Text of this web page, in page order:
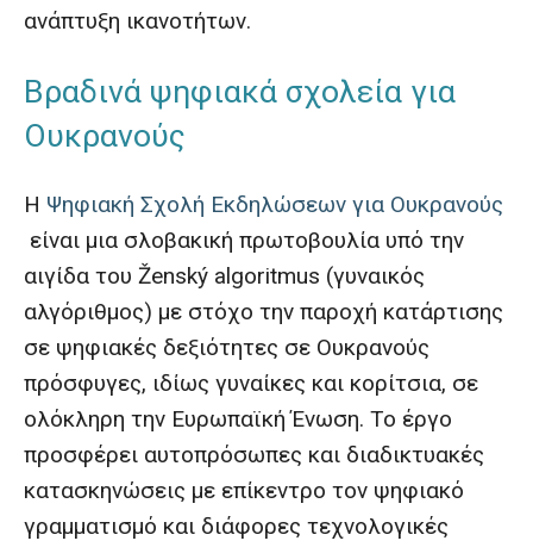
ανάπτυξη ικανοτήτων.
Βραδινά ψηφιακά σχολεία για
Ουκρανούς
Η Ψηφιακή Σχολή Εκδηλώσεων για Ουκρανούς
είναι μια σλοβακική πρωτοβουλία υπό την
αιγίδα του Ženský algoritmus (γυναικός
αλγόριθμος) με στόχο την παροχή κατάρτισης
σε ψηφιακές δεξιότητες σε Ουκρανούς
πρόσφυγες, ιδίως γυναίκες και κορίτσια, σε
ολόκληρη την Ευρωπαϊκή Ένωση. Το έργο
προσφέρει αυτοπρόσωπες και διαδικτυακές
κατασκηνώσεις με επίκεντρο τον ψηφιακό
γραμματισμό και διάφορες τεχνολογικές